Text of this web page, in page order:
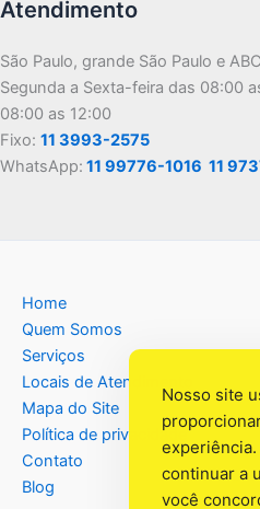
Atendimento
São Paulo, grande São Paulo e
Segunda a Sexta-feira das 08:00
08:00 as 12:00
Fixo: 11 3993-2575
WhatsApp: 11 99776-1016 11
Home
Quem Somos
Serviços
Locais de Atendimento
Mapa do Site
Política de privacidade
Contato
Blog
Nosso site
continuar a
você